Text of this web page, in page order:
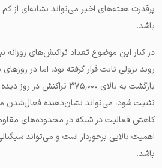
پرقدرت هفته‌های اخیر می‌تواند نشانه‌ای از
باشد.
در کنار این موضوع تعداد تراکنش‌های
روند نزولی ثابت قرار گرفته بود، اما در
بازگشت به بالای ۳۷۵٬۰۰۰
تثبیت شود، می‌تواند نشان‌دهنده فعال‌شدن
اهمیت بالایی برخوردار است و می‌تواند
باشد.